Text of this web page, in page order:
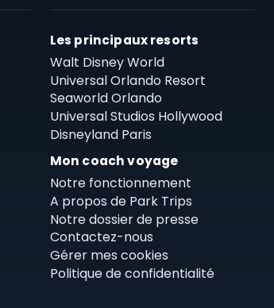
Les principaux resorts
Walt Disney World
Universal Orlando Resort
Seaworld Orlando
Universal Studios Hollywood
Disneyland Paris
Mon coach voyage
Notre fonctionnement
A propos de Park Trips
Notre dossier de presse
Contactez-nous
Gérer mes cookies
Politique de confidentialité